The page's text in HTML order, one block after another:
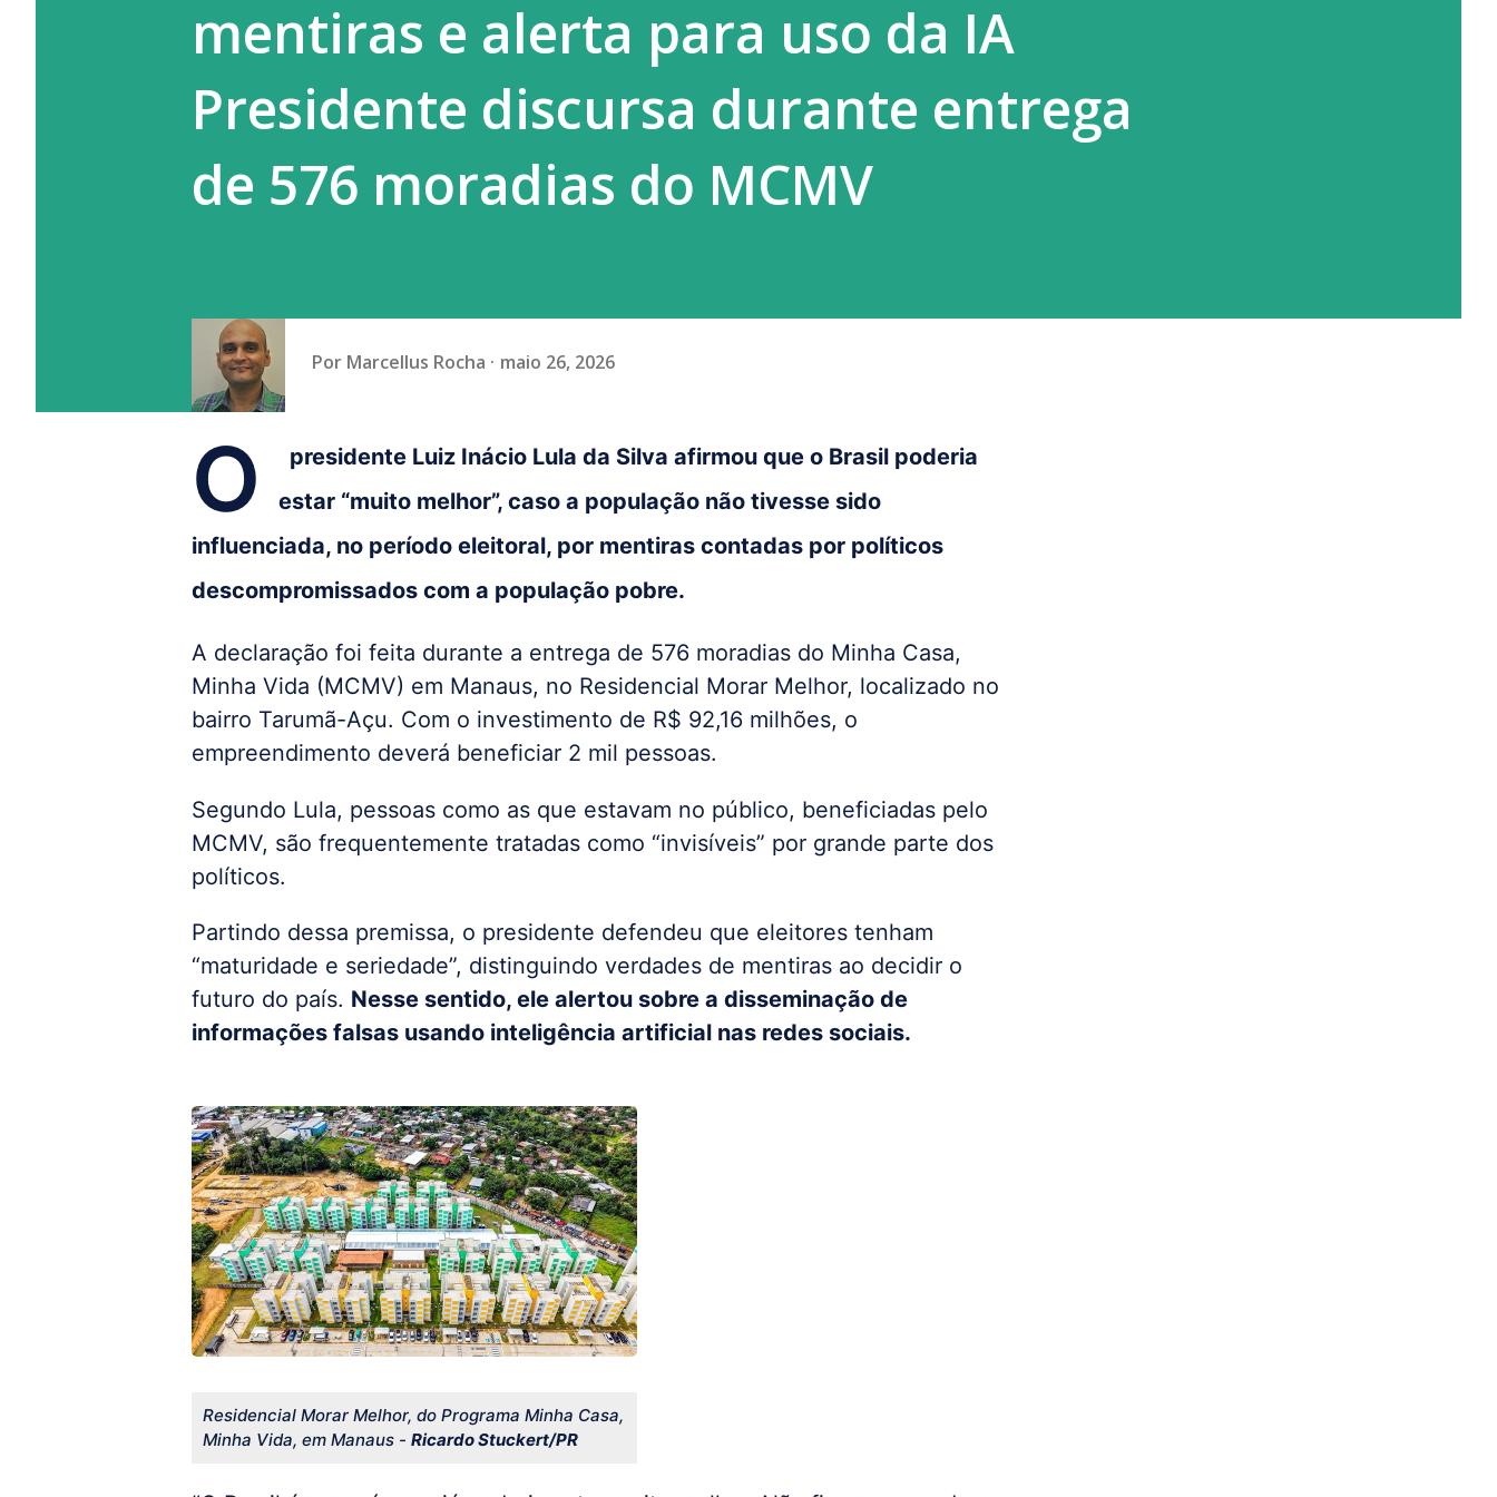
endêmica do vírus, casos importados e surtos localizados continuam
mentiras e alerta para uso da IA
Presidente discursa durante entrega
de 576 moradias do MCMV
Por Marcellus Rocha maio 26, 2026
O
presidente Luiz Inácio Lula da Silva afirmou que o Brasil poderia
estar “muito melhor”, caso a população não tivesse sido
influenciada, no período eleitoral, por mentiras contadas por políticos
descompromissados com a população pobre.
A declaração foi feita durante a entrega de 576 moradias do Minha Casa,
Minha Vida (MCMV) em Manaus, no Residencial Morar Melhor, localizado no
bairro Tarumã-Açu. Com o investimento de R$ 92,16 milhões, o
empreendimento deverá beneficiar 2 mil pessoas.
Segundo Lula, pessoas como as que estavam no público, beneficiadas pelo
MCMV, são frequentemente tratadas como “invisíveis” por grande parte dos
políticos.
Partindo dessa premissa, o presidente defendeu que eleitores tenham
“maturidade e seriedade”, distinguindo verdades de mentiras ao decidir o
futuro do país. Nesse sentido, ele alertou sobre a disseminação de
informações falsas usando inteligência artificial nas redes sociais.
Residencial Morar Melhor, do Programa Minha Casa,
Minha Vida, em Manaus - Ricardo Stuckert/PR